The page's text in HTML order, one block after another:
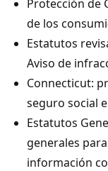
Protección de
de los
Estatutos
Aviso de
Connecticut:
seguro social
Estatutos
generales
información